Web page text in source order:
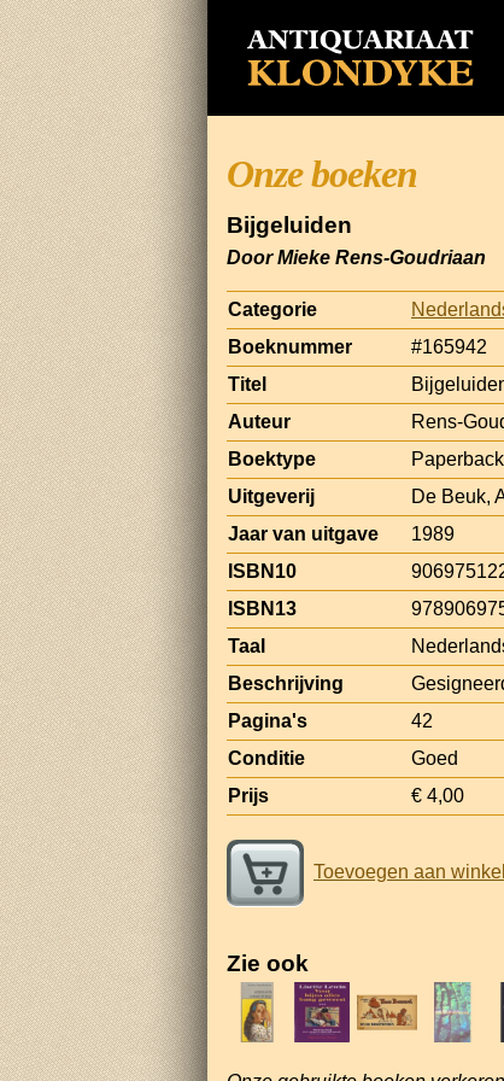
Onze boeken
Bijgeluiden
Door Mieke Rens-Goudriaan
Categorie
Boeknummer
#165942
Titel
Auteur
Rens-
Boektype
Paperback
Uitgeverij
De Beuk,
Jaar van uitgave
1989
ISBN10
ISBN13
Taal
Beschrijving
Pagina's
42
Conditie
Goed
Prijs
€ 4,00
Toevoegen aan
Zie ook